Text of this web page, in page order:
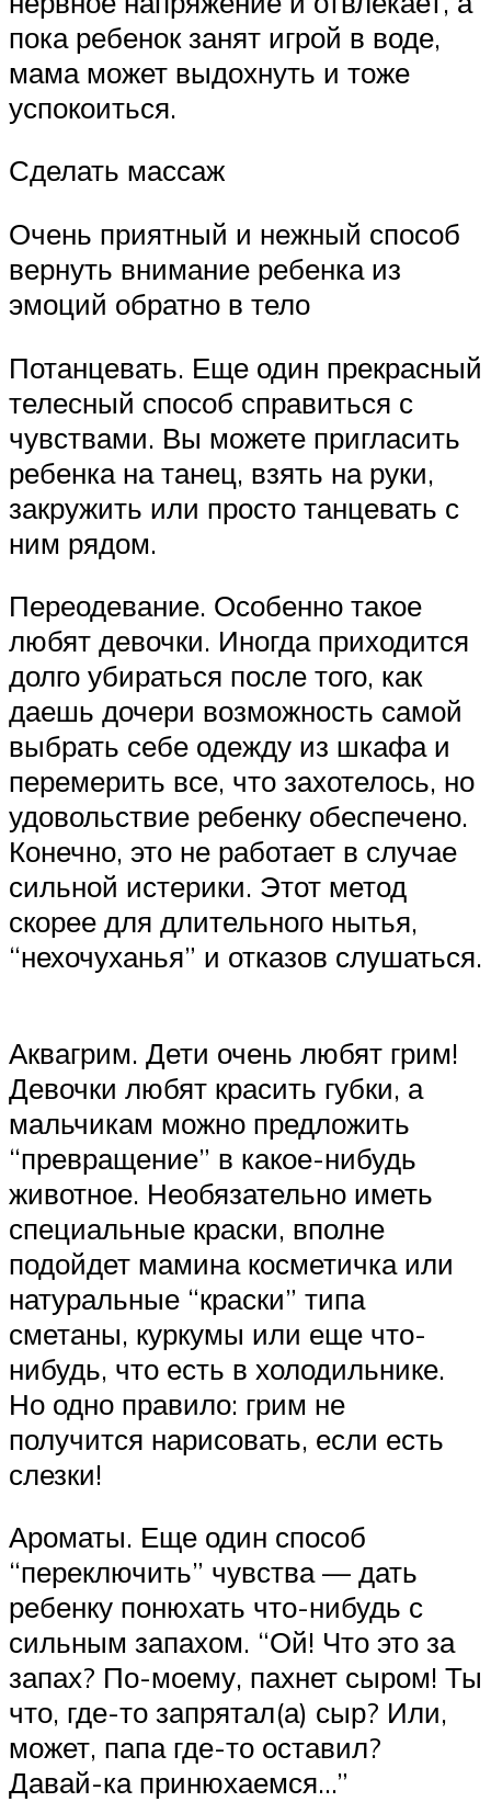
пока ребенок занят игрой в воде,
мама может выдохнуть и тоже
успокоиться.
Сделать массаж
Очень приятный и нежный способ
вернуть внимание ребенка из
эмоций обратно в тело
Потанцевать. Еще один прекрасный
телесный способ справиться с
чувствами. Вы можете пригласить
ребенка на танец, взять на руки,
закружить или просто танцевать с
ним рядом.
Переодевание. Особенно такое
любят девочки. Иногда приходится
долго убираться после того, как
даешь дочери возможность самой
выбрать себе одежду из шкафа и
перемерить все, что захотелось, но
удовольствие ребенку обеспечено.
Конечно, это не работает в случае
сильной истерики. Этот метод
скорее для длительного нытья,
“нехочуханья” и отказов слушаться.
Аквагрим. Дети очень любят грим!
Девочки любят красить губки, а
мальчикам можно предложить
“превращение” в какое-нибудь
животное. Необязательно иметь
специальные краски, вполне
подойдет мамина косметичка или
натуральные “краски” типа
сметаны, куркумы или еще что-
нибудь, что есть в холодильнике.
Но одно правило: грим не
получится нарисовать, если есть
слезки!
Ароматы. Еще один способ
“переключить” чувства — дать
ребенку понюхать что-нибудь с
сильным запахом. “Ой! Что это за
запах? По-моему, пахнет сыром! Ты
что, где-то запрятал(а) сыр? Или,
может, папа где-то оставил?
Давай-ка принюхаемся…”